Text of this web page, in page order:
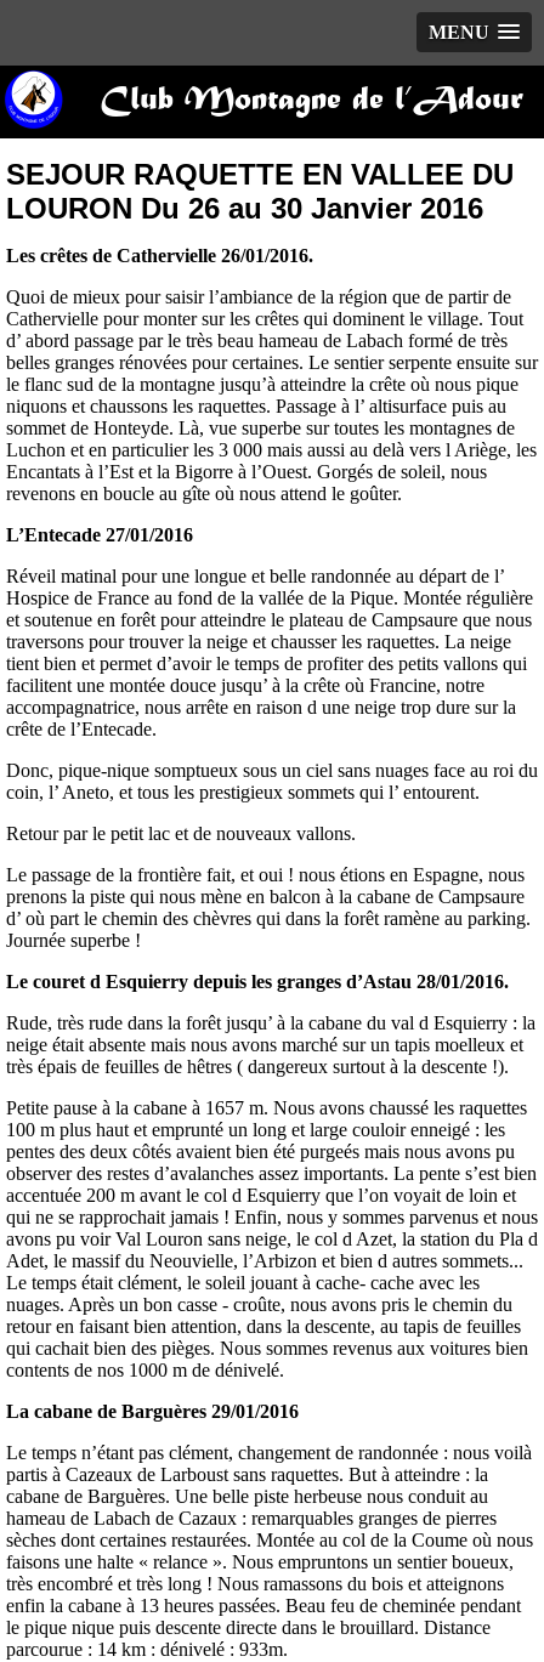
MENU
Club Montagne de l’Adour
SEJOUR RAQUETTE EN VALLEE DU
LOURON Du 26 au 30 Janvier 2016
Les crêtes de Cathervielle 26/01/2016.
Quoi de mieux pour saisir l’ambiance de la région que de partir de
Cathervielle pour monter sur les crêtes qui dominent le village. Tout
d’ abord passage par le très beau hameau de Labach formé de très
belles granges rénovées pour certaines. Le sentier serpente ensuite sur
le flanc sud de la montagne jusqu’à atteindre la crête où nous pique
niquons et chaussons les raquettes. Passage à l’ altisurface puis au
sommet de Honteyde. Là, vue superbe sur toutes les montagnes de
Luchon et en particulier les 3 000 mais aussi au delà vers l Ariège, les
Encantats à l’Est et la Bigorre à l’Ouest. Gorgés de soleil, nous
revenons en boucle au gîte où nous attend le goûter.
L’Entecade 27/01/2016
Réveil matinal pour une longue et belle randonnée au départ de l’
Hospice de France au fond de la vallée de la Pique. Montée régulière
et soutenue en forêt pour atteindre le plateau de Campsaure que nous
traversons pour trouver la neige et chausser les raquettes. La neige
tient bien et permet d’avoir le temps de profiter des petits vallons qui
facilitent une montée douce jusqu’ à la crête où Francine, notre
accompagnatrice, nous arrête en raison d une neige trop dure sur la
crête de l’Entecade.
Donc, pique-nique somptueux sous un ciel sans nuages face au roi du
coin, l’ Aneto, et tous les prestigieux sommets qui l’ entourent.
Retour par le petit lac et de nouveaux vallons.
Le passage de la frontière fait, et oui ! nous étions en Espagne, nous
prenons la piste qui nous mène en balcon à la cabane de Campsaure
d’ où part le chemin des chèvres qui dans la forêt ramène au parking.
Journée superbe !
Le couret d Esquierry depuis les granges d’Astau 28/01/2016.
Rude, très rude dans la forêt jusqu’ à la cabane du val d Esquierry : la
neige était absente mais nous avons marché sur un tapis moelleux et
très épais de feuilles de hêtres ( dangereux surtout à la descente !).
Petite pause à la cabane à 1657 m. Nous avons chaussé les raquettes
100 m plus haut et emprunté un long et large couloir enneigé : les
pentes des deux côtés avaient bien été purgeés mais nous avons pu
observer des restes d’avalanches assez importants. La pente s’est bien
accentuée 200 m avant le col d Esquierry que l’on voyait de loin et
qui ne se rapprochait jamais ! Enfin, nous y sommes parvenus et nous
avons pu voir Val Louron sans neige, le col d Azet, la station du Pla d
Adet, le massif du Neouvielle, l’Arbizon et bien d autres sommets...
Le temps était clément, le soleil jouant à cache- cache avec les
nuages. Après un bon casse - croûte, nous avons pris le chemin du
retour en faisant bien attention, dans la descente, au tapis de feuilles
qui cachait bien des pièges. Nous sommes revenus aux voitures bien
contents de nos 1000 m de dénivelé.
La cabane de Barguères 29/01/2016
Le temps n’étant pas clément, changement de randonnée : nous voilà
partis à Cazeaux de Larboust sans raquettes. But à atteindre : la
cabane de Barguères. Une belle piste herbeuse nous conduit au
hameau de Labach de Cazaux : remarquables granges de pierres
sèches dont certaines restaurées. Montée au col de la Coume où nous
faisons une halte « relance ». Nous empruntons un sentier boueux,
très encombré et très long ! Nous ramassons du bois et atteignons
enfin la cabane à 13 heures passées. Beau feu de cheminée pendant
le pique nique puis descente directe dans le brouillard. Distance
parcourue : 14 km : dénivelé : 933m.